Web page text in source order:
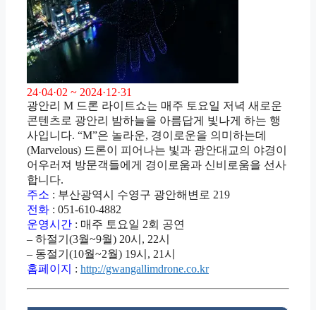
24·04·02 ~ 2024·12·31
광안리 M 드론 라이트쇼는 매주 토요일 저녁 새로운
콘텐츠로 광안리 밤하늘을 아름답게 빛나게 하는 행
사입니다. “M”은 놀라운, 경이로운을 의미하는데
(Marvelous) 드론이 피어나는 빛과 광안대교의 야경이
어우러져 방문객들에게 경이로움과 신비로움을 선사
합니다.
주소 : 부산광역시 수영구 광안해변로 219
전화 : 051-610-4882
운영시간 : 매주 토요일 2회 공연
– 하절기(3월~9월) 20시, 22시
– 동절기(10월~2월) 19시, 21시
홈페이지
: http://gwangallimdrone.co.kr